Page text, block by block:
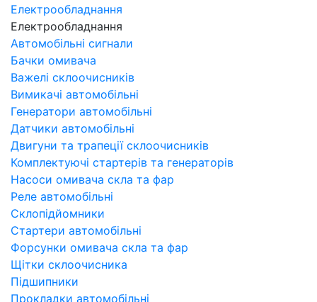
Електрообладнання
Електрообладнання
Автомобільні сигнали
Бачки омивача
Важелі склоочисників
Вимикачі автомобільні
Генератори автомобільні
Датчики автомобільні
Двигуни та трапеції склоочисників
Комплектуючі стартерів та генераторів
Насоси омивача скла та фар
Реле автомобільні
Склопідйомники
Стартери автомобільні
Форсунки омивача скла та фар
Щітки склоочисника
Підшипники
Прокладки автомобільні